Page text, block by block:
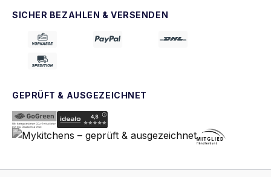
SICHER BEZAHLEN & VERSENDEN
GEPRÜFT & AUSGEZEICHNET